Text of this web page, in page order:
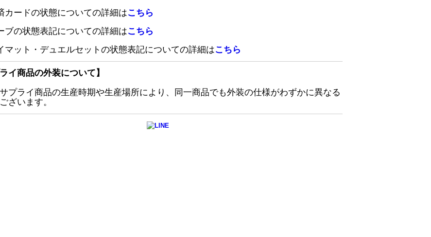
カードの状態についての詳細はこちら
ブの状態表記についての詳細はこちら
マット・デュエルセットの状態表記についての詳細はこちら
ライ商品の外装について】
プライ商品の生産時期や生産場所により、同一商品でも外装の仕様がわずかに異なる
ざいます。